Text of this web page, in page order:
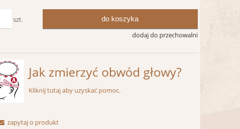
szt. do koszyka
dodaj do przechowalni
Jak zmierzyć obwód głowy?
Kliknij tutaj aby uzyskać pomoc.
zapytaj o produkt